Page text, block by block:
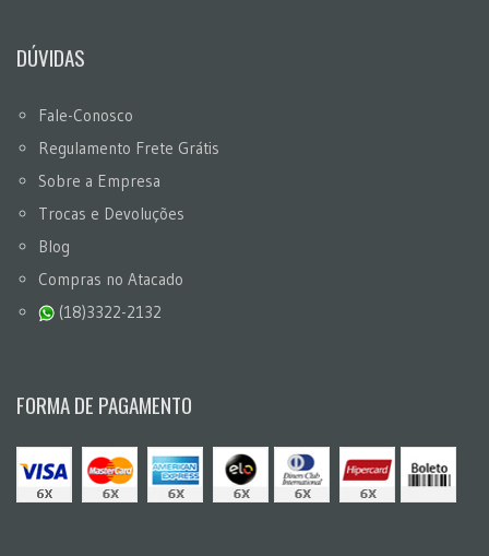
DÚVIDAS
Fale-Conosco
Regulamento Frete Grátis
Sobre a Empresa
Trocas e Devoluções
Blog
Compras no Atacado
(18)3322-2132
FORMA DE PAGAMENTO